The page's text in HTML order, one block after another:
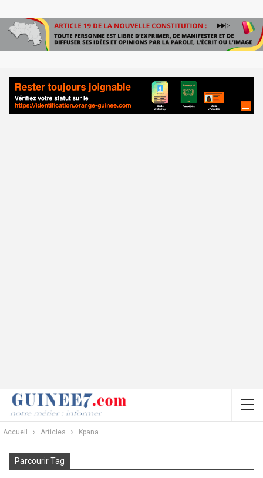
Accueil Articles Kpana
Parcourir Tag